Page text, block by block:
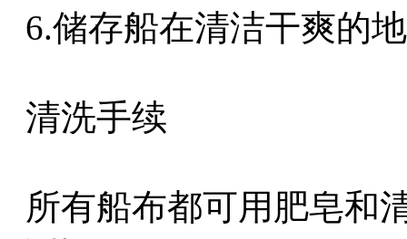
6.储存船在清洁干爽的
清洗手续
所有船布都可用肥皂和